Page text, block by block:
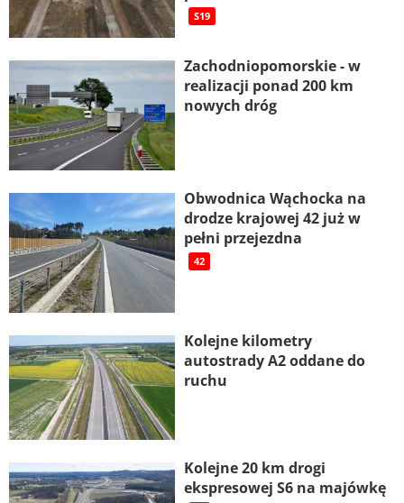
S19
Zachodniopomorskie - w
realizacji ponad 200 km
nowych dróg
Obwodnica Wąchocka na
drodze krajowej 42 już w
pełni przejezdna
42
Kolejne kilometry
autostrady A2 oddane do
ruchu
Kolejne 20 km drogi
ekspresowej S6 na majówkę